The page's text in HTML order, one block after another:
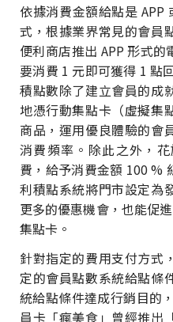
依據消費金額給點是 APP
式，根據業界常見的會員
便利商店推出 APP 形式
要消費 1 元即可獲得 1 點
積點數除了建立會員的成
地憑行動集點卡（虛擬集
商品，運用優良體驗的會
消費頻率。除此之外，
費，給予消費金額 100 %
利積點系統將門市設定為
更多的優惠機會，也能促
集點卡。
針對指定的費用支付方式
定的會員點數系統給點條
統給點條件達成行銷目的
員卡「瘋美食」曾經推出